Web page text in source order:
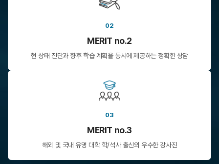
02
MERIT no.2
현 상태 진단과 향후 학습 계획을 동시에 제공하는 정확한 상담
03
MERIT no.3
해외 및 국내 유명 대학 학/석사 출신의 우수한 강사진